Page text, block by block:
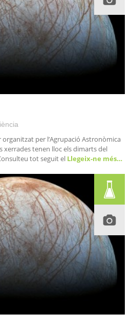
per l’Agrupació Astronòmica
xerrades tenen lloc els dimarts del
tot seguit el Llegeix-ne més…